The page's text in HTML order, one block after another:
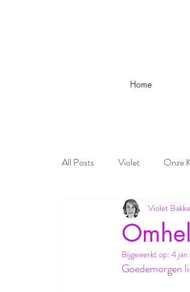
Home
All Posts Violet Onze
Violet
Bijgewerkt op: 4
Goedemorgen